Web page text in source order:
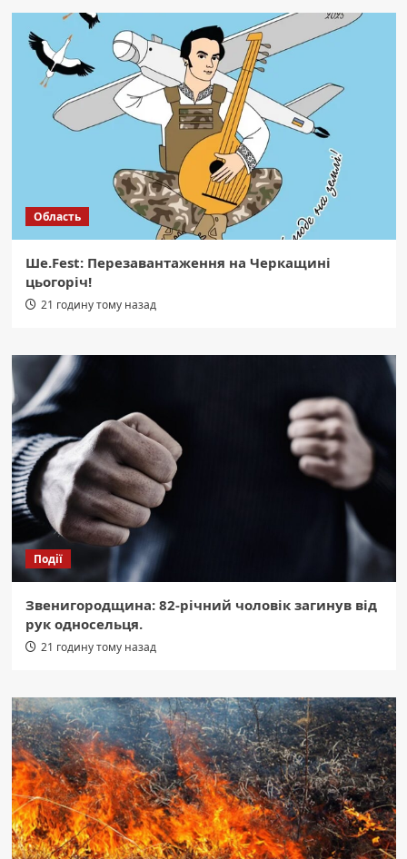
Область
Ше.Fest: Перезавантаження на Черкащині
цьогоріч!
21 годину тому назад
Події
Звенигородщина: 82-річний чоловік загинув від
рук односельця.
21 годину тому назад